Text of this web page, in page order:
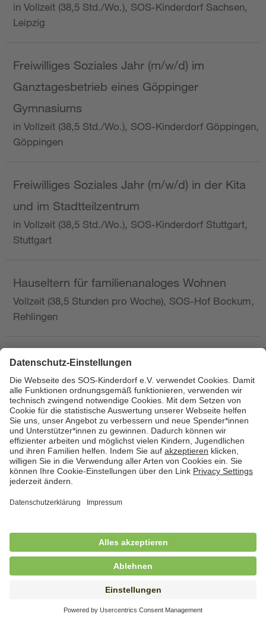
in Vollzeit (38,5 Std./Wo.), SOS-Kinderdorf Sachsen,
Leipzig
Freiwilliges Soziales Jahr (m/w/d) im
Ganztagesbetrieb eines Göppinger
Gymnasiums
in Vollzeit (38,5 Std./Wo.), SOS-Kinderdorf Göppingen,
Göppingen
Freiwilliges Soziales Jahr (m/w/d) in der Kita
und im Stadtteilzentrum
in Vollzeit (38,5 Std./Wo.), SOS-Kinderdorf Stuttgart,
Stuttgart
Hauseltern für familienanaloges Wohnen
Vollzeit (38,5 Stunden pro Woche), SOS-Hof Bockum,
Rehlingen
Hauswirtschafterin / Köchin (m/w/d) als
Ausbilderin (m/w/d) im Bereich
Nahrungszubereitung
in Vollzeit (38,5 Std./Wo.), SOS-Kinderdorf
Saarbrücken, Saarbrücken
Hauswirtschaftskraft (m/w/d)
in Teilzeit (mind. 20 - max. 30 Std./.Wo.), SOS-
Hauswirtschaftskraft (m/w/d)
in unbefristeter Anstellung, Teilzeit (20 Std./Wo.), SOS-
Kinderdorf Dortmund, Hagen